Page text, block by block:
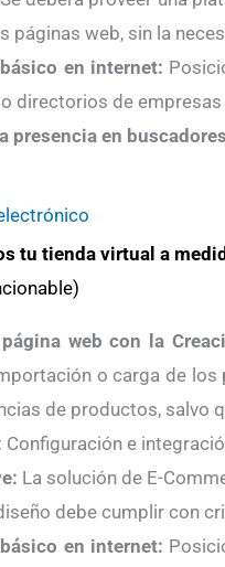
páginas web, sin la
en internet:
directorios de
presencia en
tu tienda virtual a
web con la
o carga de
de productos, salvo
Configuración e
La solución de E-
debe cumplir con
en internet: